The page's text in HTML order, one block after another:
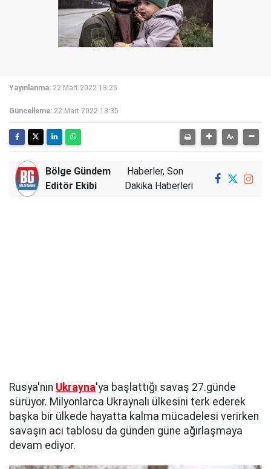
Yayınlanma: 22 Mart 2022 13:25
Güncelleme: 22 Mart 2022 13:35
Bölge Gündem
Editör Ekibi
Haberler, Son
Dakika Haberleri
Rusya'nın Ukrayna'ya başlattığı savaş 27.günde
sürüyor. Milyonlarca Ukraynalı ülkesini terk ederek
başka bir ülkede hayatta kalma mücadelesi verirken
savaşın acı tablosu da günden güne ağırlaşmaya
devam ediyor.